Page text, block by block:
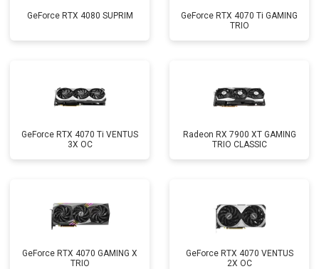
GeForce RTX 4080 SUPRIM
GeForce RTX 4070 Ti GAMING
TRIO
GeForce RTX 4070 Ti VENTUS
3X OC
Radeon RX 7900 XT GAMING
TRIO CLASSIC
GeForce RTX 4070 GAMING X
TRIO
GeForce RTX 4070 VENTUS
2X OC